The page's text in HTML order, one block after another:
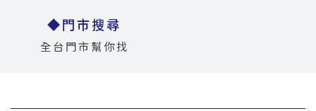
◆門市搜尋
全台門市幫你找